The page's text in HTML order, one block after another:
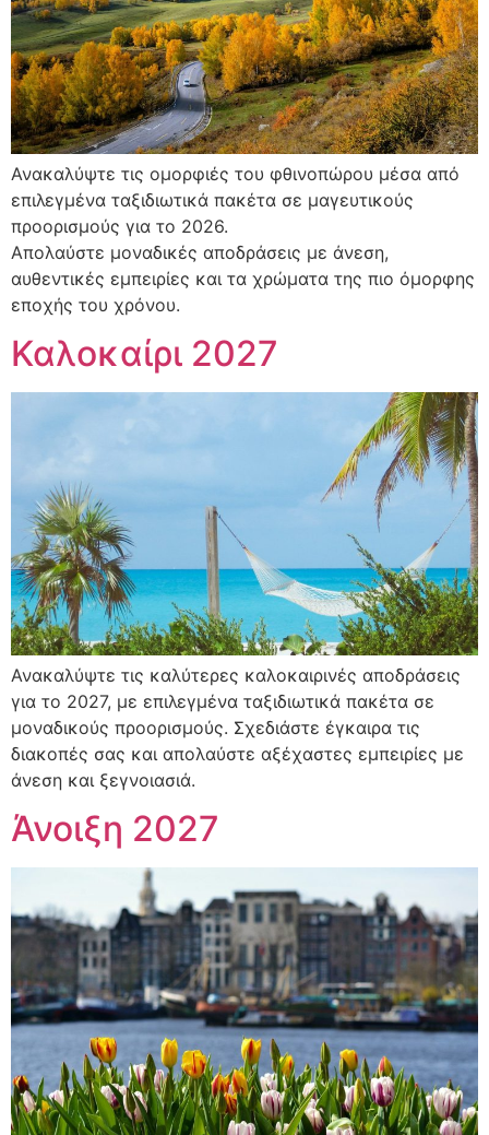
Ανακαλύψτε τις ομορφιές του φθινοπώρου μέσα από
επιλεγμένα ταξιδιωτικά πακέτα σε μαγευτικούς
προορισμούς για το 2026.
Απολαύστε μοναδικές αποδράσεις με άνεση,
αυθεντικές εμπειρίες και τα χρώματα της πιο όμορφης
εποχής του χρόνου.
Καλοκαίρι 2027
Ανακαλύψτε τις καλύτερες καλοκαιρινές αποδράσεις
για το 2027, με επιλεγμένα ταξιδιωτικά πακέτα σε
μοναδικούς προορισμούς. Σχεδιάστε έγκαιρα τις
διακοπές σας και απολαύστε αξέχαστες εμπειρίες με
άνεση και ξεγνοιασιά.
Άνοιξη 2027